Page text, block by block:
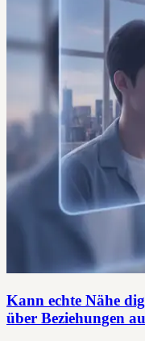
Kann echte Nähe
über Beziehungen